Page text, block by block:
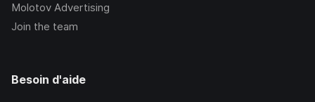
Molotov Advertising
Join the team
Besoin d'aide